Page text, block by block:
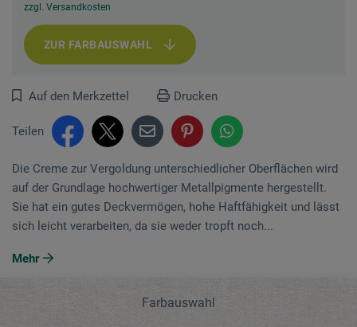
zzgl. Versandkosten
ZUR FARBAUSWAHL
Auf den Merkzettel Drucken
Teilen
Die Creme zur Vergoldung unterschiedlicher Oberflächen wird
auf der Grundlage hochwertiger Metallpigmente hergestellt.
Sie hat ein gutes Deckvermögen, hohe Haftfähigkeit und lässt
sich leicht verarbeiten, da sie weder tropft noch...
Mehr
Farbauswahl